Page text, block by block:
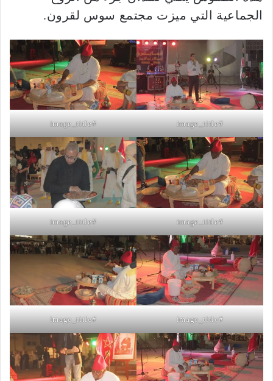
الجماعية التي ميزت مجتمع سوس لقرون.
#image_title
#image_title
#image_title
#image_title
#image_title
#image_title